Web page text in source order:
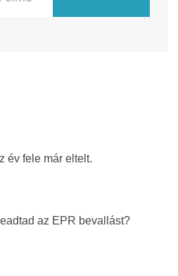
év fele már eltelt.
az EPR bevallást?